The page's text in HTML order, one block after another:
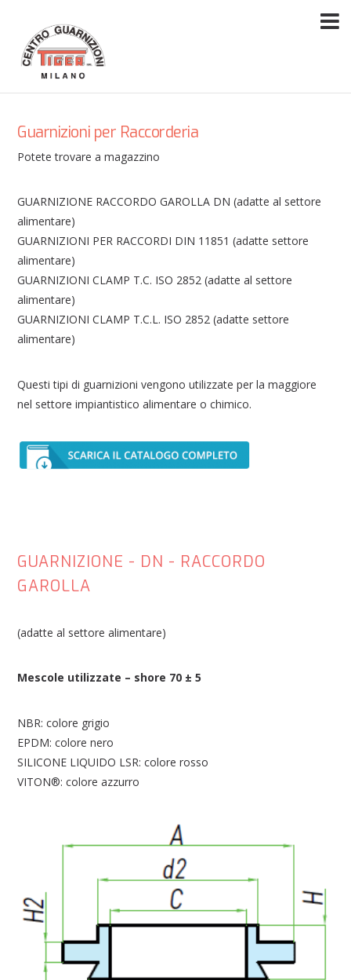
Guarnizioni per Raccorderia
Potete trovare a magazzino
GUARNIZIONE RACCORDO GAROLLA DN (adatte al settore
alimentare)
GUARNIZIONI PER RACCORDI DIN 11851 (adatte settore
alimentare)
GUARNIZIONI CLAMP T.C. ISO 2852 (adatte al settore
alimentare)
GUARNIZIONI CLAMP T.C.L. ISO 2852 (adatte settore
alimentare)
Questi tipi di guarnizioni vengono utilizzate per la maggiore
nel settore impiantistico alimentare o chimico.
GUARNIZIONE - DN - RACCORDO
GAROLLA
(adatte al settore alimentare)
Mescole utilizzate – shore 70 ± 5
NBR: colore grigio
EPDM: colore nero
SILICONE LIQUIDO LSR: colore rosso
VITON®: colore azzurro